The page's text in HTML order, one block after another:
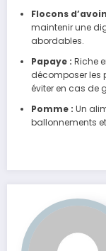
Flocons
maintenir une
abordables.
Papaye : Riche
décomposer les
éviter en cas de
Pomme : Un
ballonnements